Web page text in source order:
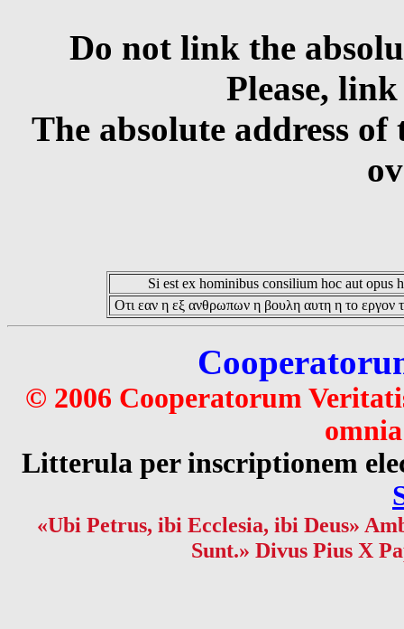
Do not link the
Please,
The absolute address
Si est ex hominibus consilium hoc aut opus
Οτι εαν η εξ ανθρωπων η βουλη αυτη η το εργον
© 2006 Cooperatorum
Litterula per inscriptionem
«Ubi Petrus, ibi Ecclesia, ibi Deus»
Sunt.» Divus Pius X